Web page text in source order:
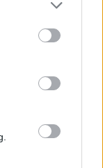
algún
de
se aplicarán
sitio web o